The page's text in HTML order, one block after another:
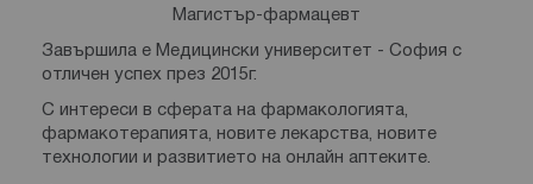
Магистър-фармацевт
Завършила е Медицински университет - София с
отличен успех през 2015г.
С интереси в сферата на фармакологията,
фармакотерапията, новите лекарства, новите
технологии и развитието на онлайн аптеките.